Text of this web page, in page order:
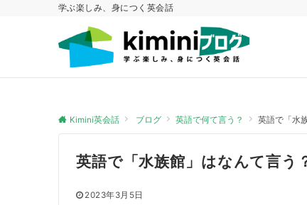
学ぶ楽しみ、身につく英会話
Kimini英会話 ブログ 英語で何て言う？ 英語で「水
英語で「水族館」はなんて言う
2023年3月5日